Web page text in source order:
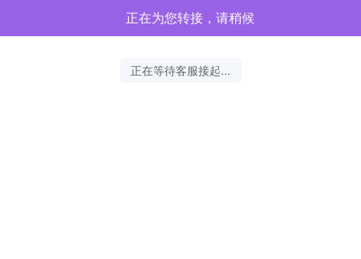
正在为您转接，请稍候
正在等待客服接起...